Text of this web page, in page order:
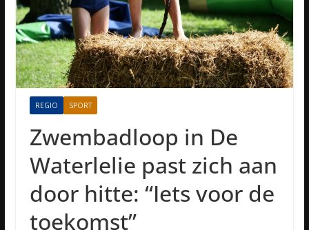
REGIO SPORT
Zwembadloop in De
Waterlelie past zich aan
door hitte: “Iets voor de
toekomst”